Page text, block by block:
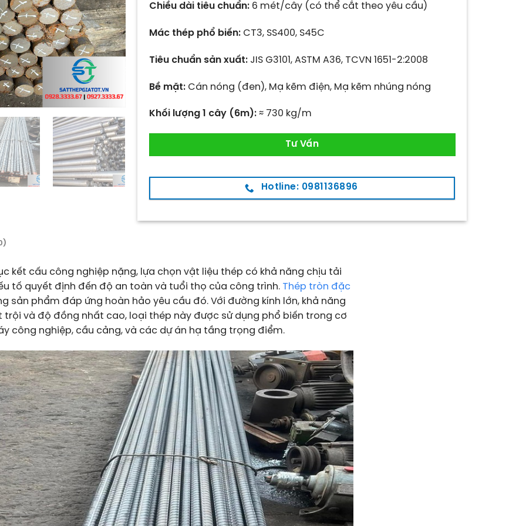
Chiều dài tiêu chuẩn:6 mét/cây (có thể cắt theo yêu cầu)
Mác thép phổ biến:CT3, SS400, S45C
Tiêu chuẩn sản xuất:JIS G3101, ASTM A36, TCVN 1651-2:2008
Bề mặt:Cán nóng (đen), Mạ kẽm điện, Mạ kẽm nhúng nóng
Khối lượng 1 cây (6m):≈ 730 kg/m
Tư Vấn
Hotline: 0981136896
kết cấu công nghiệp nặng, lựa chọn vật liệu thép có khả năng chịu tải
tố quyết định đến độ an toàn và tuổi thọ của công trình. Thép tròn đặc
sản phẩm đáp ứng hoàn hảo yêu cầu đó. Với đường kính lớn, khả năng
trội và độ đồng nhất cao, loại thép này được sử dụng phổ biến trong cơ
công nghiệp, cầu cảng, và các dự án hạ tầng trọng điểm.